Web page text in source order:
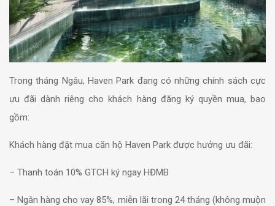
Trong tháng Ngâu, Haven Park đang có những chính sách cực
ưu đãi dành riêng cho khách hàng đăng ký quyền mua, bao
gồm:
Khách hàng đặt mua căn hộ Haven Park được hưởng ưu đãi:
– Thanh toán 10% GTCH ký ngay HĐMB
– Ngân hàng cho vay 85%, miễn lãi trong 24 tháng (không muộn